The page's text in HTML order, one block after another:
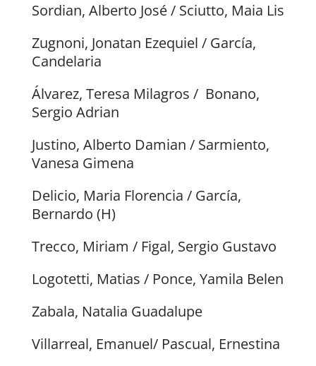
Sordian, Alberto José / Sciutto, Maia Lis
Zugnoni, Jonatan Ezequiel / García,
Candelaria
Álvarez, Teresa Milagros / Bonano,
Sergio Adrian
Justino, Alberto Damian / Sarmiento,
Vanesa Gimena
Delicio, Maria Florencia / García,
Bernardo (H)
Trecco, Miriam / Figal, Sergio Gustavo
Logotetti, Matias / Ponce, Yamila Belen
Zabala, Natalia Guadalupe
Villarreal, Emanuel/ Pascual, Ernestina